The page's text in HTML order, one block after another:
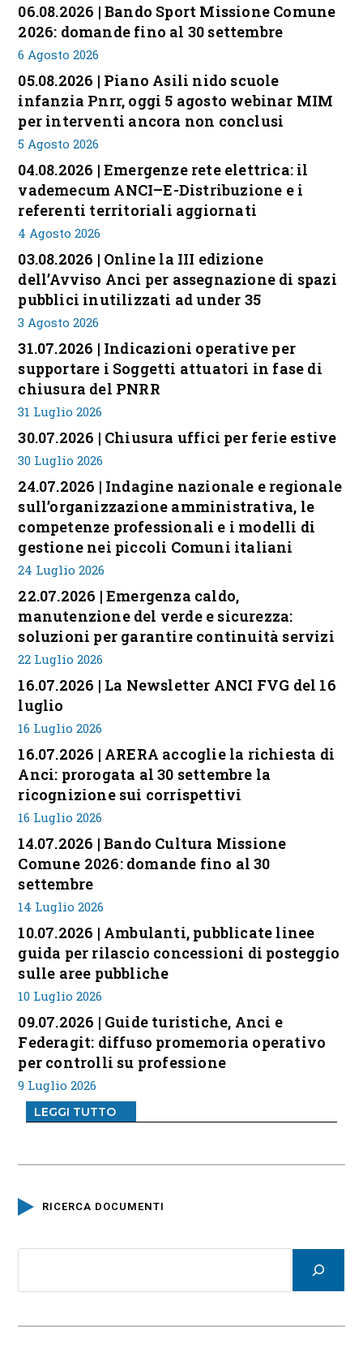
06.08.2026 | Bando Sport Missione Comune
2026: domande fino al 30 settembre
6 Agosto 2026
05.08.2026 | Piano Asili nido scuole
infanzia Pnrr, oggi 5 agosto webinar MIM
per interventi ancora non conclusi
5 Agosto 2026
04.08.2026 | Emergenze rete elettrica: il
vademecum ANCI–E-Distribuzione e i
referenti territoriali aggiornati
4 Agosto 2026
03.08.2026 | Online la III edizione
dell’Avviso Anci per assegnazione di spazi
pubblici inutilizzati ad under 35
3 Agosto 2026
31.07.2026 | Indicazioni operative per
supportare i Soggetti attuatori in fase di
chiusura del PNRR
31 Luglio 2026
30.07.2026 | Chiusura uffici per ferie estive
30 Luglio 2026
24.07.2026 | Indagine nazionale e regionale
sull’organizzazione amministrativa, le
competenze professionali e i modelli di
gestione nei piccoli Comuni italiani
24 Luglio 2026
22.07.2026 | Emergenza caldo,
manutenzione del verde e sicurezza:
soluzioni per garantire continuità servizi
22 Luglio 2026
16.07.2026 | La Newsletter ANCI FVG del 16
luglio
16 Luglio 2026
16.07.2026 | ARERA accoglie la richiesta di
Anci: prorogata al 30 settembre la
ricognizione sui corrispettivi
16 Luglio 2026
14.07.2026 | Bando Cultura Missione
Comune 2026: domande fino al 30
settembre
14 Luglio 2026
10.07.2026 | Ambulanti, pubblicate linee
guida per rilascio concessioni di posteggio
sulle aree pubbliche
10 Luglio 2026
09.07.2026 | Guide turistiche, Anci e
Federagit: diffuso promemoria operativo
per controlli su professione
9 Luglio 2026
LEGGI TUTTO
RICERCA DOCUMENTI